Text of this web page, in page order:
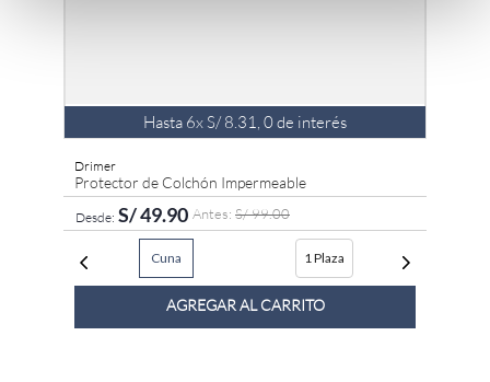
Hasta 6xS/ 8 31 0de interés
Drimer
Protector de Colchón Impermeable
S/49.90 S/99.00
Cuna 1 Plaza
AGREGAR AL CARRITO